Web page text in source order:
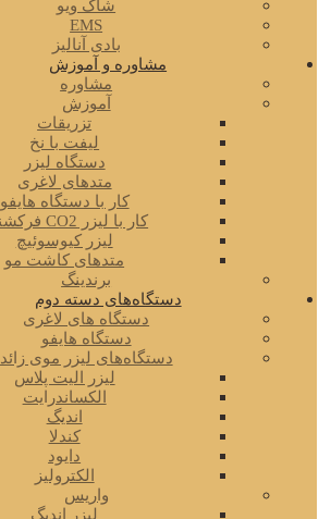
شاک ویو
EMS
بادی آنالیز
مشاوره و آموزش
مشاوره
آموزش
تزریقات
لیفت با نخ
دستگاه لیزر
متدهای لاغری
کار با دستگاه هایفو
کار با لیزر CO2 فرکشنال
لیزر کیوسوئیچ
متدهای کاشت مو
برندینگ
دستگاه‌های دسته دوم
دستگاه های لاغری
دستگاه هایفو
دستگاه‌های لیزر موی زائد
لیزر الیت پلاس
الکساندرایت
اندیگ
کندلا
دایود
الکترولیز
واریس
لیزر اندیگ